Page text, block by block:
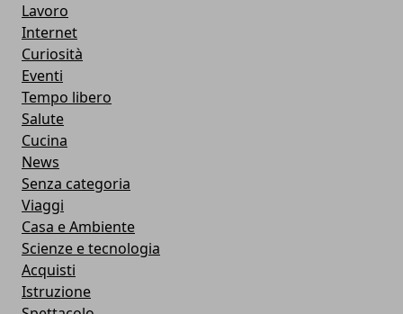
Lavoro
Internet
Curiosità
Eventi
Tempo libero
Salute
Cucina
News
Senza categoria
Viaggi
Casa e Ambiente
Scienze e tecnologia
Acquisti
Istruzione